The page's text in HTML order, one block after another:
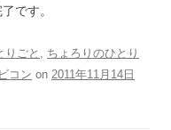
です。
りごと , ちょろりのひとり
コン on 2011年11月14日